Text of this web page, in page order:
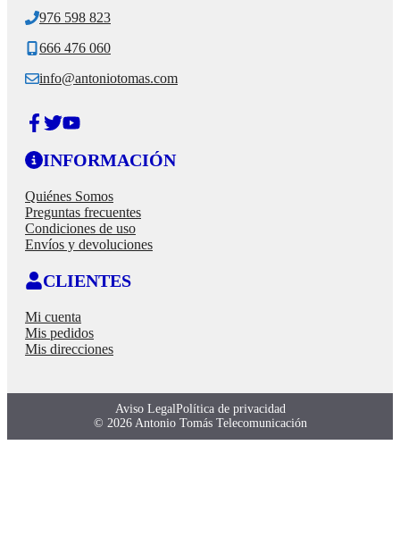
976 598 823
666 476 060
info@antoniotomas.com
INFORMACIÓN
Quiénes Somos
Preguntas frecuentes
Condiciones de uso
Envíos y devoluciones
CLIENTES
Mi cuenta
Mis pedidos
Mis direcciones
© 2026 Antonio Tomás Telecomunicación
Aviso LegalPolítica de privacidad